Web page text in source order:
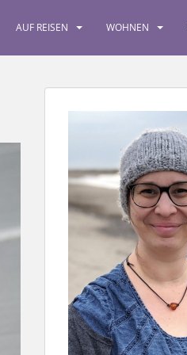
AUF REISEN WOHNEN